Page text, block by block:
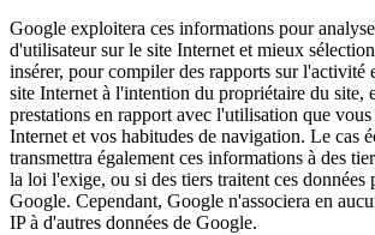
Google exploitera ces informations pour
d'utilisateur sur le site Internet et mieux
insérer, pour compiler des rapports sur l'activité
site Internet à l'intention du propriétaire du site,
prestations en rapport avec l'utilisation que
Internet et vos habitudes de navigation. Le cas
transmettra également ces informations à des
la loi l'exige, ou si des tiers traitent ces données
Google. Cependant, Google n'associera en
IP à d'autres données de Google.